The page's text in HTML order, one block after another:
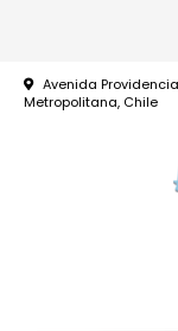
Avenida
Metropolitana, Chile